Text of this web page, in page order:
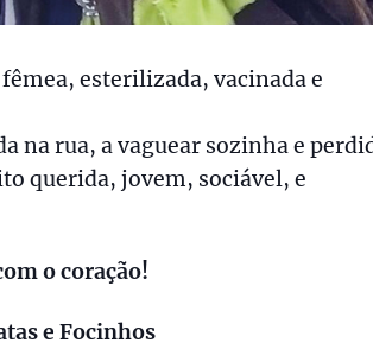
esterilizada, vacinada e
na rua, a vaguear sozinha e
querida, jovem, sociável, e
o coração!
e Focinhos